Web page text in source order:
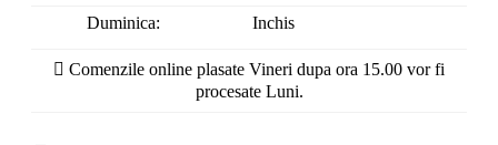
Duminica:
Inchis
Comenzile online plasate Vineri dupa ora 15.00 vor fi
procesate Luni.